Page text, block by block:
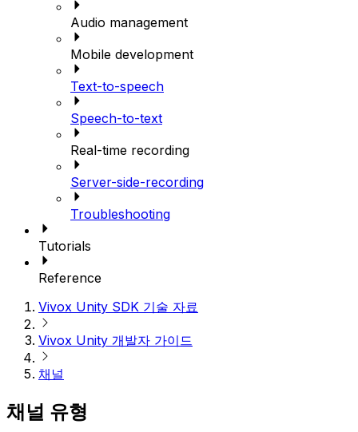
Audio management
Mobile development
Text-to-speech
Speech-to-text
Real-time recording
Server-side-recording
Troubleshooting
Tutorials
Reference
Vivox Unity SDK 기술 자료
Vivox Unity 개발자 가이드
채널
채널 유형